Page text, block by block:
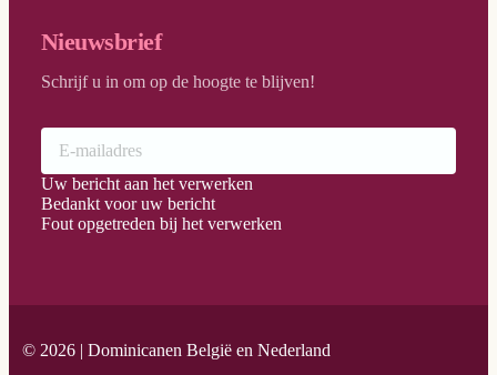
Nieuwsbrief
Schrijf u in om op de hoogte te blijven!
Uw bericht aan het verwerken
Bedankt voor uw bericht
Fout opgetreden bij het verwerken
© 2026 | Dominicanen België en Nederland